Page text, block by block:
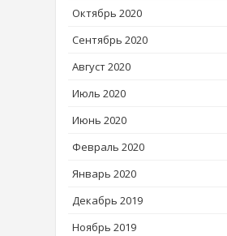
Октябрь 2020
Сентябрь 2020
Август 2020
Июль 2020
Июнь 2020
Февраль 2020
Январь 2020
Декабрь 2019
Ноябрь 2019